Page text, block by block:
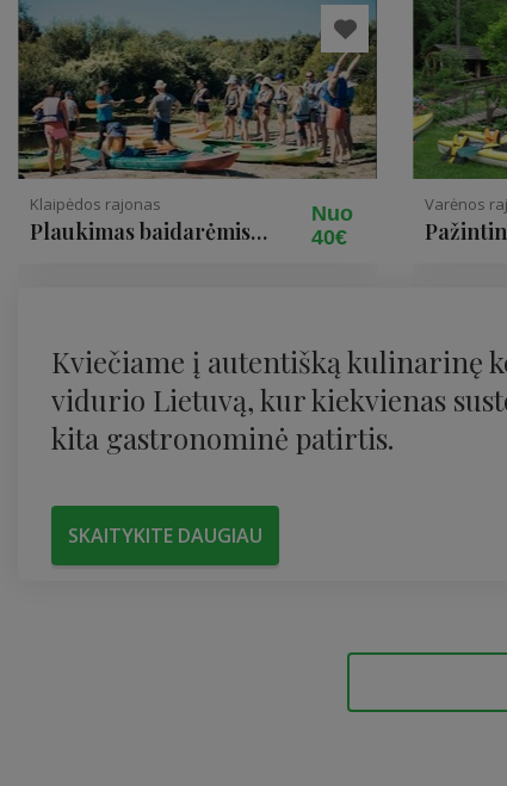
Klaipėdos rajonas
Plaukimas baidarėmis
Nuo
40€
Varėnos
Kviečiame į autentišką kulinarinę
vidurio Lietuvą, kur kiekvienas
kita gastronominė patirtis.
SKAITYKITE DAUGIAU